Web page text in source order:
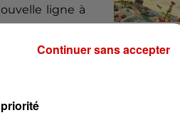
ligne à
Si vous
Continuer sans accepter